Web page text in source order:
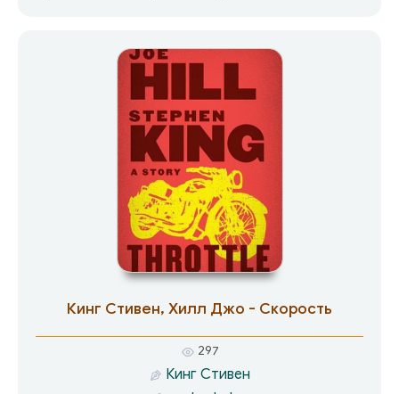
Кинг Стивен, Хилл Джо - Скорость
297
Кинг Стивен